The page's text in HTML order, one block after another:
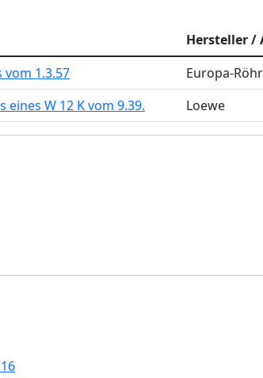
Hersteller /
1.3.57
Europa-
W 12 K vom 9.39. Loewe